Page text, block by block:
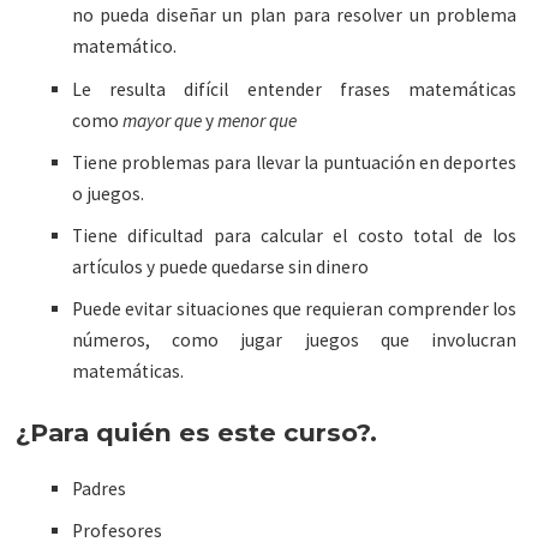
no pueda diseñar un plan para resolver un problema
matemático.
Le resulta difícil entender frases matemáticas
como mayor queymenor que
Tiene problemas para llevar la puntuación en deportes
o juegos.
Tiene dificultad para calcular el costo total de los
artículos y puede quedarse sin dinero
Puede evitar situaciones que requieran comprender los
números, como jugar juegos que involucran
matemáticas.
¿Para quién es este curso?.
Padres
Profesores